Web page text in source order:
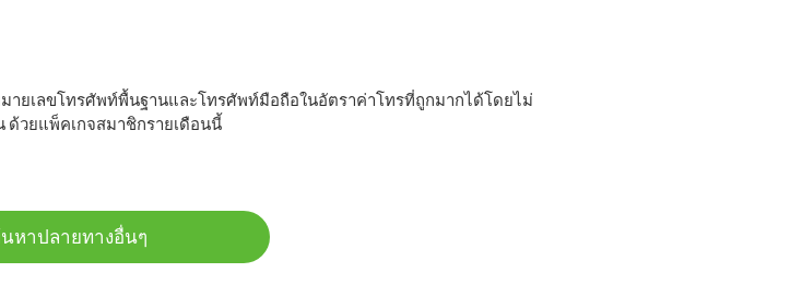
ายเลขโทรศัพท์พื้นฐานและโทรศัพท์มือถือในอัตราค่าโทรที่ถูกมากได้โดยไม่
วยแพ็คเกจสมาชิกรายเดือนนี้
หาปลายทางอื่นๆ